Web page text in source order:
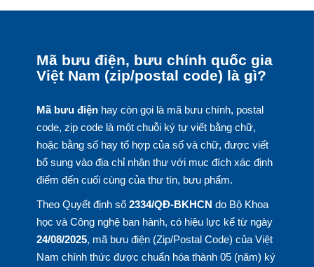
Mã bưu điện, bưu chính quốc gia
Việt Nam (zip/postal code) là gì?
Mã bưu điệnhay còn gọi là mã bưu chính, postal
code, zip code là một chuỗi ký tự viết bằng chữ,
hoặc bằng số hay tổ hợp của số và chữ, được viết
bổ sung vào địa chỉ nhận thư với mục đích xác định
điểm đến cuối cùng của thư tín, bưu phẩm.
Theo Quyết định số 2334/QĐ-BKHCN do Bộ Khoa
học và Công nghệ ban hành, có hiệu lực kể từ ngày
24/08/2025, mã bưu điện (Zip/Postal Code) của Việt
Nam chính thức được chuẩn hóa thành 05 (năm) ký